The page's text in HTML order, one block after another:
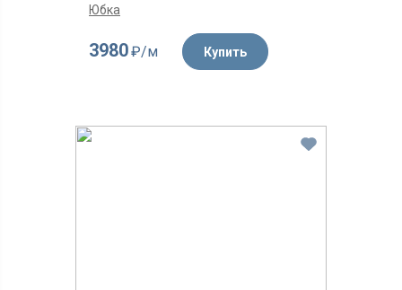
Юбка
3980₽/м Купить